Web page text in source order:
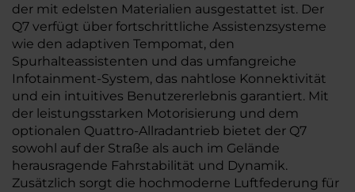
der mit edelsten Materialien ausgestattet ist. Der
Q7 verfügt über fortschrittliche Assistenzsysteme
wie den adaptiven Tempomat, den
Spurhalteassistenten und das umfangreiche
Infotainment-System, das nahtlose Konnektivität
und ein intuitives Benutzererlebnis garantiert. Mit
der leistungsstarken Motorisierung und dem
optionalen Quattro-Allradantrieb bietet der Q7
sowohl auf der Straße als auch im Gelände
herausragende Fahrstabilität und Dynamik.
Zusätzlich sorgt die hochmoderne Luftfederung für